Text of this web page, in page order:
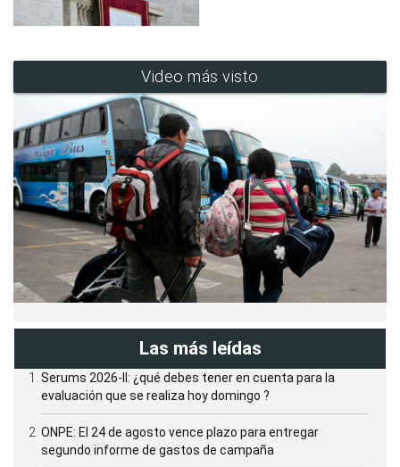
Video más visto
Las más leídas
Serums 2026-II: ¿qué debes tener en cuenta para la
evaluación que se realiza hoy domingo ?
ONPE: El 24 de agosto vence plazo para entregar
segundo informe de gastos de campaña